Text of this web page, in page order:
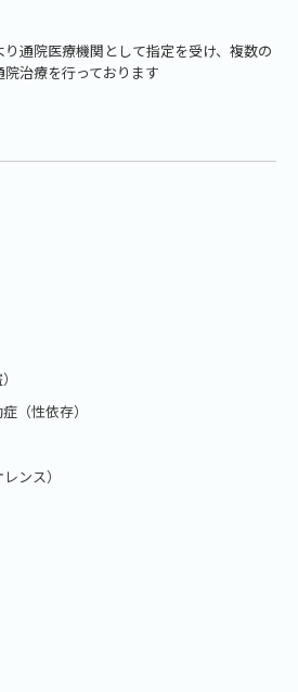
り通院医療機関として指定を受け、複数の
治療を行っております
（性依存）
ンス）